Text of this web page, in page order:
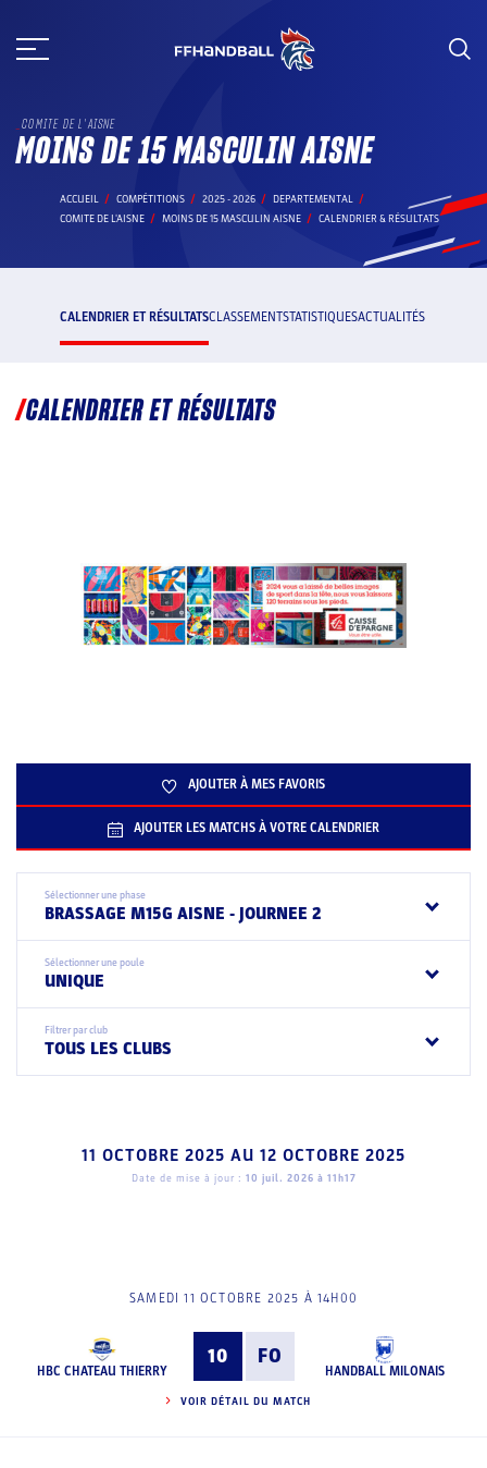
au
COMITE DE L'AISNE
MOINS DE 15 MASCULIN AISNE
ACCUEIL COMPÉTITIONS 2025 - 2026
DEPARTEMENTAL
COMITE DE L'AISNE
MOINS DE 15 MASCULIN AISNE CALENDRIER & RÉSULTATS
CALENDRIER ET RÉSULTATSCLASSEMENTSTATISTIQUESACTUALITÉS
CALENDRIER ET RÉSULTATS
AJOUTER À MES FAVORIS
AJOUTER LES MATCHS À VOTRE CALENDRIER
Sélectionner une phase
BRASSAGE M15G AISNE - JOURNEE 2
Sélectionner une poule
UNIQUE
Filtrer par club
TOUS LES CLUBS
11 OCTOBRE 2025 AU 12 OCTOBRE 2025
Date de mise à jour : 10 juil. 2026 à 11h17
SAMEDI 11 OCTOBRE 2025 À 14H00
HBC CHATEAU THIERRY
10 FO
HANDBALL MILONAIS
VOIR DÉTAIL DU MATCH